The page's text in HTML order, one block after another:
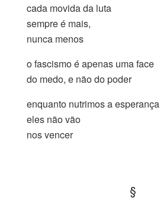
cada movida da luta
sempre é mais,
nunca menos
o fascismo é apenas uma face
do medo, e não do poder
enquanto nutrimos a esperança
eles não vão
nos vencer
§